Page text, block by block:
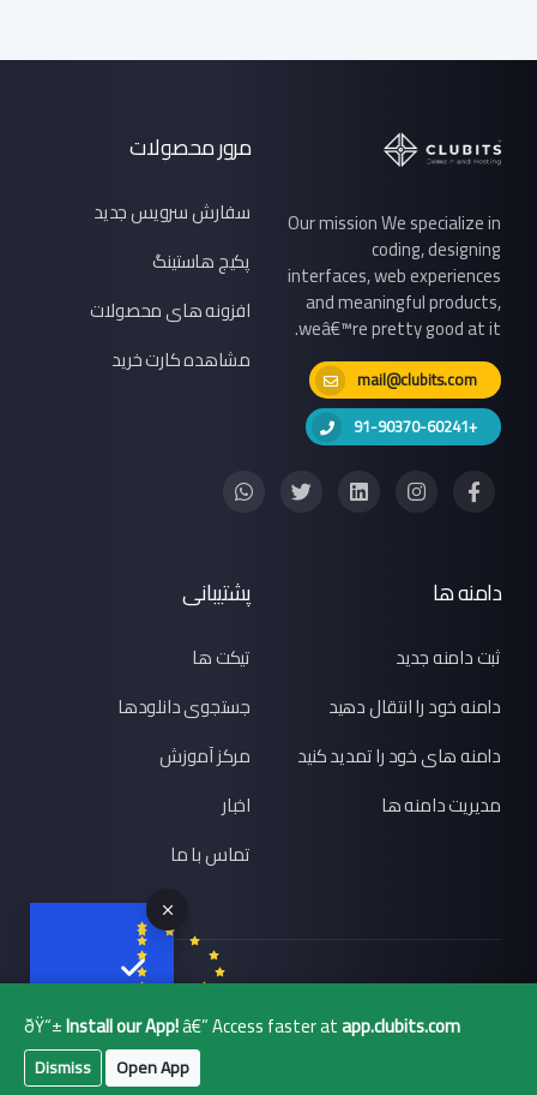
Our mission We specialize in
coding, designing
interfaces, web experiences
and meaningful products,
weâ€™re pretty good at it.
mail@clubits.com
+91-90370-60241
مرور محصولات
سفارش سرویس جدید
پکیج هاستینگ
افزونه های محصولات
مشاهده کارت خرید
دامنه ها
ثبت دامنه جدید
دامنه خود را انتقال دهید
دامنه های خود را تمدید کنید
مدیریت دامنه ها
پشتیبانی
تیکت ها
جستجوی دانلودها
مرکز آموزش
اخبار
تماس با ما
تمامی حقوق برای © 2026 CLUBITS INDIA. محفوط می باشد., Made
with
byITSwith a lots of coffee
GBPR
ready
ðŸ“±Install our App!â€” Access faster atapp.clubits.com
Open App
Dismiss